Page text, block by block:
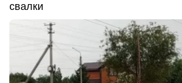
свалки